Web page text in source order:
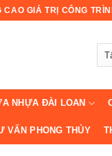
CAO GIÁ TRỊ CÔNG
NHỰA ĐÀI LOAN
VẤN PHONG THỦY